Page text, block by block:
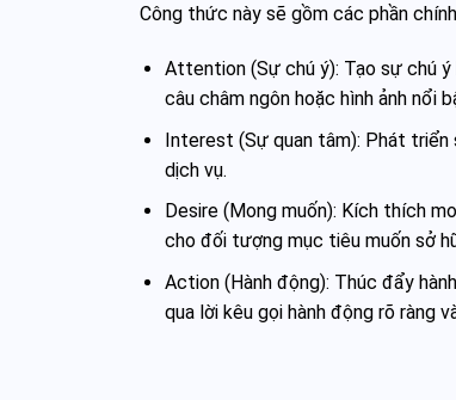
Công thức này sẽ gồm các phần
Attention (Sự chú ý): Tạo sự chú
câu châm ngôn hoặc hình ảnh nổi
Interest (Sự quan tâm): Phát triển
dịch vụ.
Desire (Mong muốn): Kích thích
cho đối tượng mục tiêu muốn sở
Action (Hành động): Thúc đẩy
qua lời kêu gọi hành động rõ ràng